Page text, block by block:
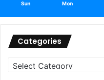
Sun Mon
Categories
Categories